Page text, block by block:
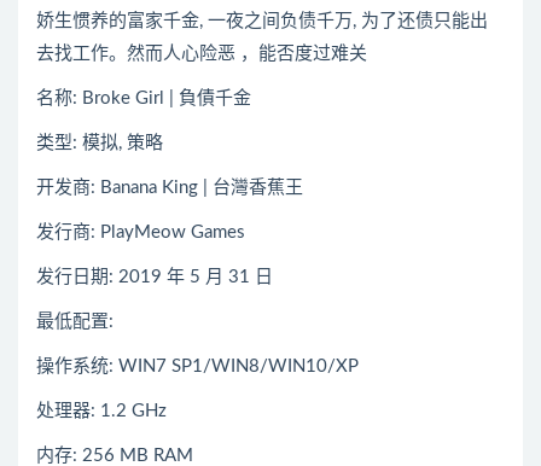
娇生惯养的富家千金, 一夜之间负债千万, 为了还债只能出
去找工作。然而人心险恶 ，能否度过难关
名称: Broke Girl | 負債千金
类型: 模拟, 策略
开发商: Banana King | 台灣香蕉王
发行商: PlayMeow Games
发行日期: 2019 年 5 月 31 日
最低配置:
操作系统: WIN7 SP1/WIN8/WIN10/XP
处理器: 1.2 GHz
内存: 256 MB RAM